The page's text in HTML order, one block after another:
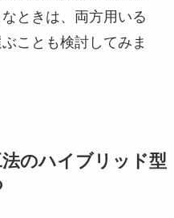
ときは、両方用いる
ことも検討してみま
のハイブリッド型